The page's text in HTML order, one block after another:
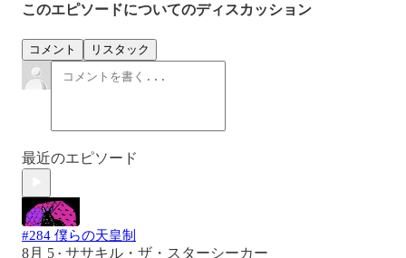
このエピソードについてのディスカッション
コメント リスタック
最近のエピソード
#284 僕らの天皇制
8月 5 • ササキル・ザ・スターシーカー